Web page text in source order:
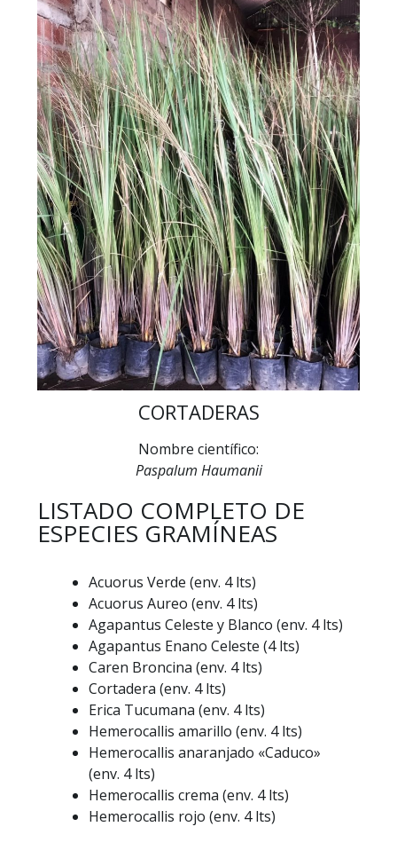
CORTADERAS
Nombre científico:
Paspalum Haumanii
LISTADO COMPLETO DE
ESPECIES GRAMÍNEAS
Acuorus Verde (env. 4 lts)
Acuorus Aureo (env. 4 lts)
Agapantus Celeste y Blanco (env. 4 lts)
Agapantus Enano Celeste (4 lts)
Caren Broncina (env. 4 lts)
Cortadera (env. 4 lts)
Erica Tucumana (env. 4 lts)
Hemerocallis amarillo (env. 4 lts)
Hemerocallis anaranjado «Caduco»
(env. 4 lts)
Hemerocallis crema (env. 4 lts)
Hemerocallis rojo (env. 4 lts)